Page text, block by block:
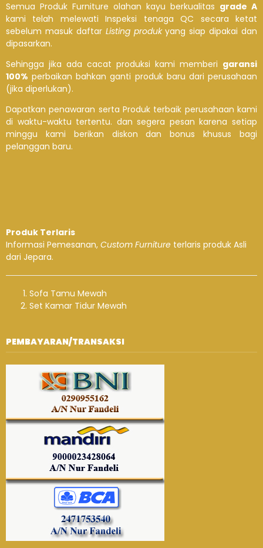
Semua Produk Furniture olahan kayu berkualitas grade A
kami telah melewati Inspeksi tenaga QC secara ketat
sebelum masuk daftar Listing produkyang siap dipakai dan
dipasarkan.
Sehingga jika ada cacat produksi kami memberi garansi
100% perbaikan bahkan ganti produk baru dari perusahaan
(jika diperlukan).
Dapatkan penawaran serta Produk terbaik perusahaan kami
di waktu-waktu tertentu. dan segera pesan karena setiap
minggu kami berikan diskon dan bonus khusus bagi
pelanggan baru.
Produk Terlaris
Informasi Pemesanan, Custom Furniture terlaris produk Asli
dari Jepara.
Sofa Tamu Mewah
Set Kamar Tidur Mewah
PEMBAYARAN/TRANSAKSI